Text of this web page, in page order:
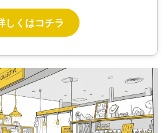
しくはコチラ